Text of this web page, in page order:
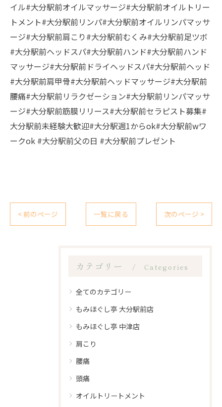
イル#大分駅前オイルマッサージ#大分駅前オイルトリー
トメント#大分駅前リンパ#大分駅前オイルリンパマッサ
ージ#大分駅前肩こり#大分駅前むくみ#大分駅前足ツボ
#大分駅前ヘッドスパ#大分駅前ハンド#大分駅前ハンド
マッサージ#大分駅前ドライヘッドスパ#大分駅前ヘッド
#大分駅前肩甲骨#大分駅前ヘッドマッサージ#大分駅前
腰痛#大分駅前リラクゼーション#大分駅前リンパマッサ
ージ#大分駅前筋膜リリース#大分駅前セラピスト募集#
大分駅前未経験大歓迎#大分駅週1からok#大分駅前wワ
ークok #大分駅前父の日 #大分駅前プレゼント
< 前のページ 一覧に戻る 次のページ >
カテゴリー Categories
全てのカテゴリー
もみほぐし亭 大分駅前店
もみほぐし亭 中津店
肩こり
腰痛
頭痛
オイルトリートメント